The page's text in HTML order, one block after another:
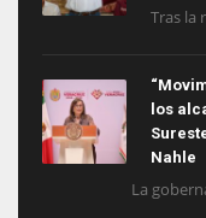
Tras la
los
Nahle
La